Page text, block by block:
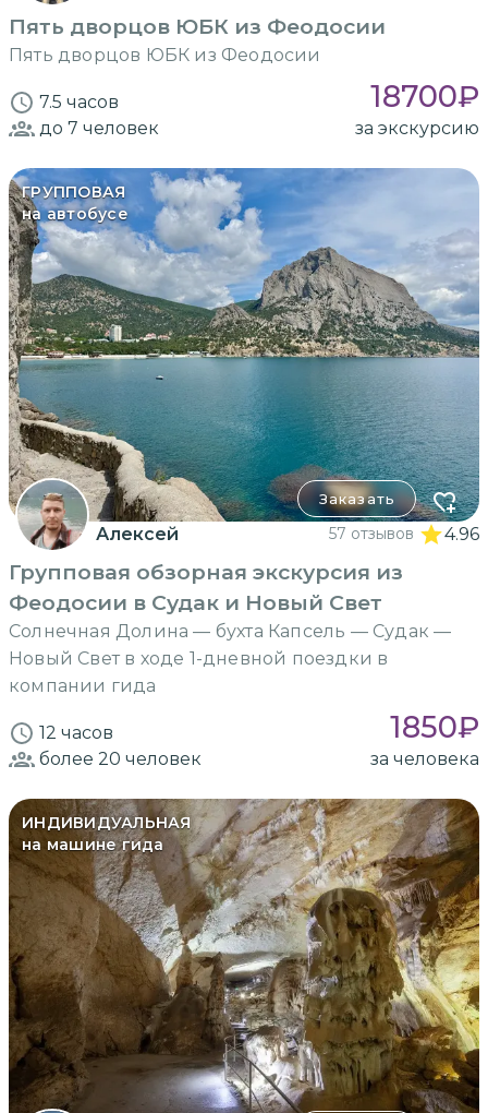
Пять дворцов ЮБК из Феодосии
Пять дворцов ЮБК из Феодосии
7.5 часов 18700₽
до 7 человек за экскурсию
ГРУППОВАЯ
на автобусе
Заказать
Алексей 57 отзывов 4.96
Групповая обзорная экскурсия из
Феодосии в Судак и Новый Свет
Солнечная Долина — бухта Капсель — Судак —
Новый Свет в ходе 1-дневной поездки в
компании гида
12 часов 1850₽
более 20 человек за человека
ИНДИВИДУАЛЬНАЯ
на машине гида